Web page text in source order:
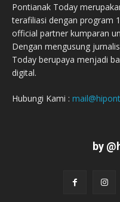
Pontianak Today
terafiliasi dengan program
official partner kumparan
Dengan mengusung
Today berupaya menjadi
digital.
Hubungi Kami :
by